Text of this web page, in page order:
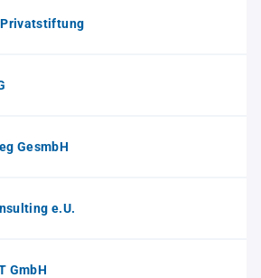
Privatstiftung
GesmbH
e.U.
GmbH